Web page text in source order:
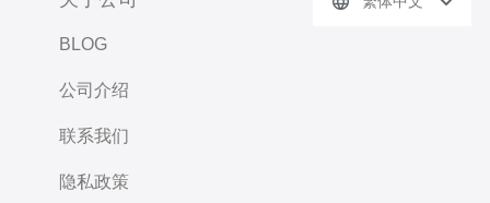
BLOG
公司介绍
联系我们
隐私政策